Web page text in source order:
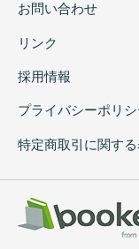
お問い合わせ
リンク
採用情報
プライバシーポリシ
特定商取引に関す